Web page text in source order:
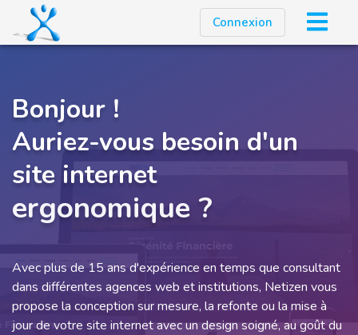
Connexion
Bonjour !
Auriez-vous besoin d'un
site internet
sur mesure ?
Avec plus de 15 ans d'expérience en temps que consultant
dans différentes agences web et institutions, Netizen vous
propose la conception sur mesure, la refonte ou la mise à
jour de votre site internet avec un design soigné, au goût du